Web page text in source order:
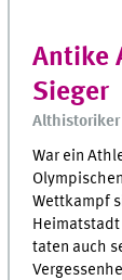
Antike
Sieger
Althistoriker
War ein
Wettkampf
Heimat­stadt
taten auch